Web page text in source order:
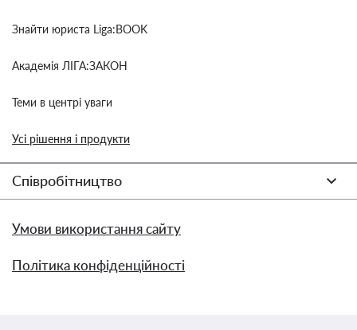
Знайти юриста Liga:BOOK
Академія ЛІГА:ЗАКОН
Теми в центрі уваги
Усі рішення і продукти
Співробітництво
Умови використання сайту
Політика конфіденційності